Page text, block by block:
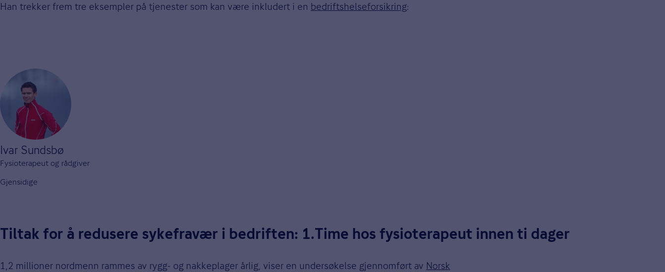
Han trekker frem tre eksempler på tjenester som kan være inkludert i en bedriftshelseforsikring:
Ivar Sundsbø
Fysioterapeut og rådgiver
Gjensidige
Tiltak for å redusere sykefravær i bedriften: 1.Time hos fysioterapeut innen ti dager
1,2 millioner nordmenn rammes av rygg- og nakkeplager årlig, viser en undersøkelse gjennomført av Norsk